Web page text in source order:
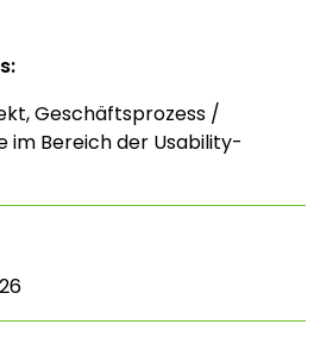
Geschäftsprozess /
im Bereich der Usability-